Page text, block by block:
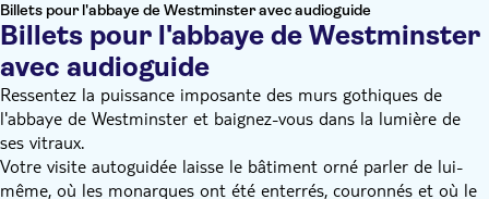
Billets pour l'abbaye de Westminster avec audioguide
Billets pour l'abbaye de Westminster
avec audioguide
Ressentez la puissance imposante des murs gothiques de
l'abbaye de Westminster et baignez-vous dans la lumière de
ses vitraux.
Votre visite autoguidée laisse le bâtiment orné parler de lui-
même, où les monarques ont été enterrés, couronnés et où le